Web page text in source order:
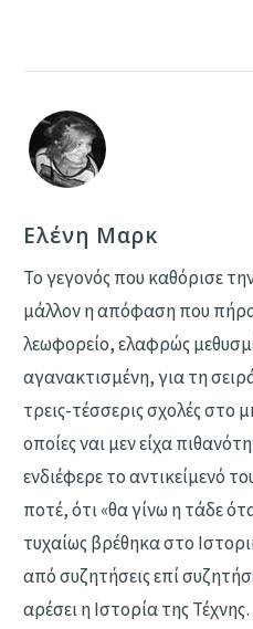
Ελένη Μαρκ
Το γεγονός που καθόρισε
μάλλον η απόφαση που
λεωφορείο, ελαφρώς
αγανακτισμένη, για τη
τρεις-τέσσερις σχολές στο
οποίες ναι μεν είχα
ενδιέφερε το αντικείμενό
ποτέ, ότι «θα γίνω η τάδε
τυχαίως βρέθηκα στο
από συζητήσεις επί
αρέσει η Ιστορία της